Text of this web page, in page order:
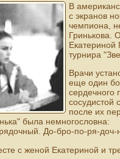
В
с экранов
чемпиона,
Гринькова.
Екатериной
турнира
Врачи
еще один
сердечного
сосудистой
после их
была немногословна:
До-бро-по-ря-
с женой Екатериной и